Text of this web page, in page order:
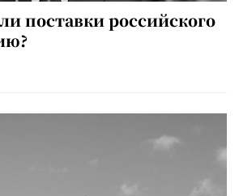
поставки российского